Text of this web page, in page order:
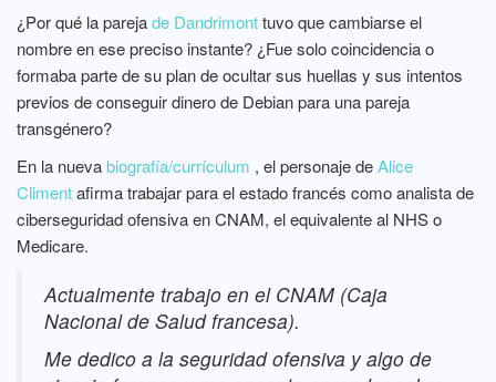
¿Por qué la parejade Dandrimonttuvo que cambiarse el
nombre en ese preciso instante? ¿Fue solo coincidencia o
formaba parte de su plan de ocultar sus huellas y sus intentos
previos de conseguir dinero de Debian para una pareja
transgénero?
En la nuevabiografía/currículum , el personaje deAlice
Climentafirma trabajar para el estado francés como analista de
ciberseguridad ofensiva en CNAM, el equivalente al NHS o
Medicare.
Actualmente trabajo en el CNAM (Caja
Nacional de Salud francesa).
Me dedico a la seguridad ofensiva y algo de